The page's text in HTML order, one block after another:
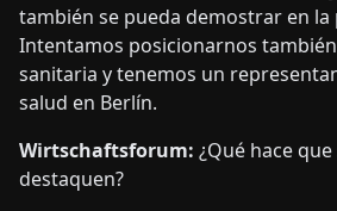
también se pueda demostrar en la
Intentamos posicionarnos
sanitaria y tenemos un
salud en Berlín.
Wirtschaftsforum: ¿Qué hace
destaquen?